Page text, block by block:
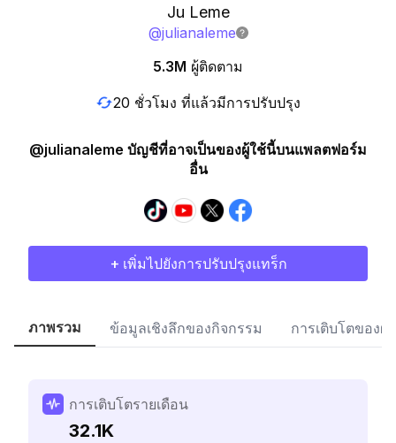
Ju Leme
@julianaleme
5.3M ผู้ติดตาม
20 ชั่วโมง ที่แล้วมีการปรับปรุง
@julianaleme บัญชีที่อาจเป็นของผู้ใช้นี้บนแพลตฟอร์ม
อื่น
+ เพิ่มไปยังการปรับปรุงแทร็ก
ภาพรวม ข้อมูลเชิงลึกของกิจกรรม การเติบโตของผู้
การเติบโตรายเดือน
32.1K